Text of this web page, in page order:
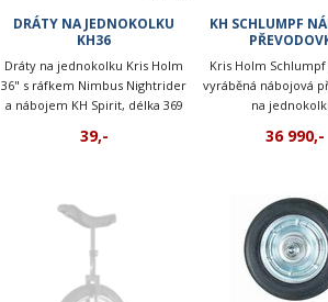
DRÁTY NA JEDNOKOLKU
KH36
Dráty na jednokolku Kris Holm
36" s ráfkem Nimbus Nightrider
a nábojem KH Spirit, délka 369
39,-
KH SCHLUMPF
Kris Holm
vyráběná nábojová
na
36 990,-